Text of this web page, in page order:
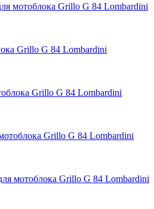
мотоблока Grillo G 84 Lombardini
Grillo G 84 Lombardini
Grillo G 84 Lombardini
Grillo G 84 Lombardini
мотоблока Grillo G 84 Lombardini